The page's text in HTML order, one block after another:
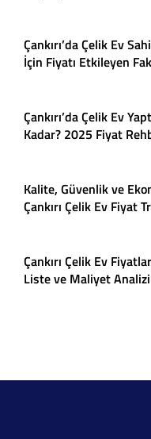
Çankırı’da Çelik Ev
İçin Fiyatı Etkileyen
Çankırı’da Çelik Ev
Kadar? 2025 Fiyat
Kalite, Güvenlik ve
Çankırı Çelik Ev Fiyat
Çankırı Çelik Ev
Liste ve Maliyet Analizi